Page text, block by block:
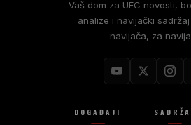
Vaš dom za UFC novosti,
analize i navijački
navijača, za
DOGAĐAJI